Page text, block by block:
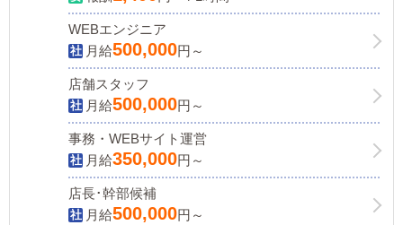
WEBエンジニア
月給500,000円～
店舗スタッフ
月給500,000円～
事務・WEBサイト運営
月給350,000円～
店長･幹部候補
月給500,000円～